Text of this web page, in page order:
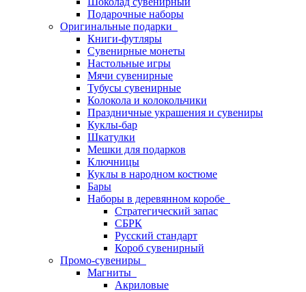
Подарочные наборы
Оригинальные подарки
Книги-футляры
Сувенирные монеты
Настольные игры
Мячи сувенирные
Тубусы сувенирные
Колокола и колокольчики
Праздничные украшения и сувениры
Куклы-бар
Шкатулки
Мешки для подарков
Ключницы
Куклы в народном костюме
Бары
Наборы в деревянном коробе
Стратегический запас
СБРК
Русский стандарт
Короб сувенирный
Промо-сувениры
Магниты
Акриловые